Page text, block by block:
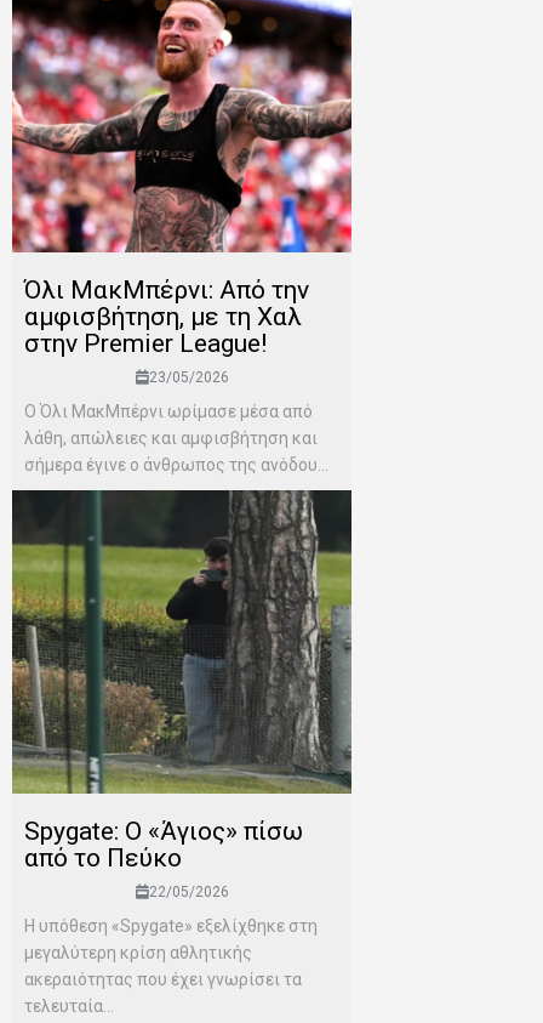
Όλι ΜακΜπέρνι: Aπό την
αμφισβήτηση, με τη Χαλ
στην Premier League!
23/05/2026
Ο Όλι ΜακΜπέρνι ωρίμασε μέσα από
λάθη, απώλειες και αμφισβήτηση και
σήμερα έγινε ο άνθρωπος της ανόδου...
Spygate: Ο «Άγιος» πίσω
από το Πεύκο
22/05/2026
Η υπόθεση «Spygate» εξελίχθηκε στη
μεγαλύτερη κρίση αθλητικής
ακεραιότητας που έχει γνωρίσει τα
τελευταία...